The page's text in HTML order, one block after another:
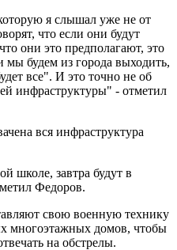
я слышал уже не от
что если они будут
они это предполагают, это
будем из города выходить,
все". И это точно не об
инфраструктуры" - отметил
вся инфраструктура
школе, завтра будут в
Федоров.
свою военную технику
многоэтажных домов, чтобы
на обстрелы.